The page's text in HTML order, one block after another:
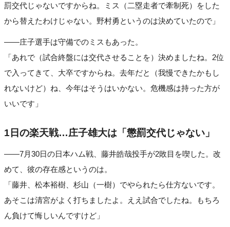
罰交代じゃないですからね。ミス（二塁走者で牽制死）をした
から替えたわけじゃない。野村勇というのは決めていたので」
――庄子選手は守備でのミスもあった。
「あれで（試合終盤には交代させることを）決めましたね。2位
で入ってきて、大卒ですからね。去年だと（我慢できたかもし
れないけど）ね、今年はそうはいかない。危機感は持った方が
いいです」
1日の楽天戦…庄子雄大は「懲罰交代じゃない」
――7月30日の日本ハム戦、藤井皓哉投手が2敗目を喫した。改
めて、彼の存在感というのは。
「藤井、松本裕樹、杉山（一樹）でやられたら仕方ないです。
あそこは清宮がよく打ちましたよ。ええ試合でしたね。もちろ
ん負けて悔しいんですけど」